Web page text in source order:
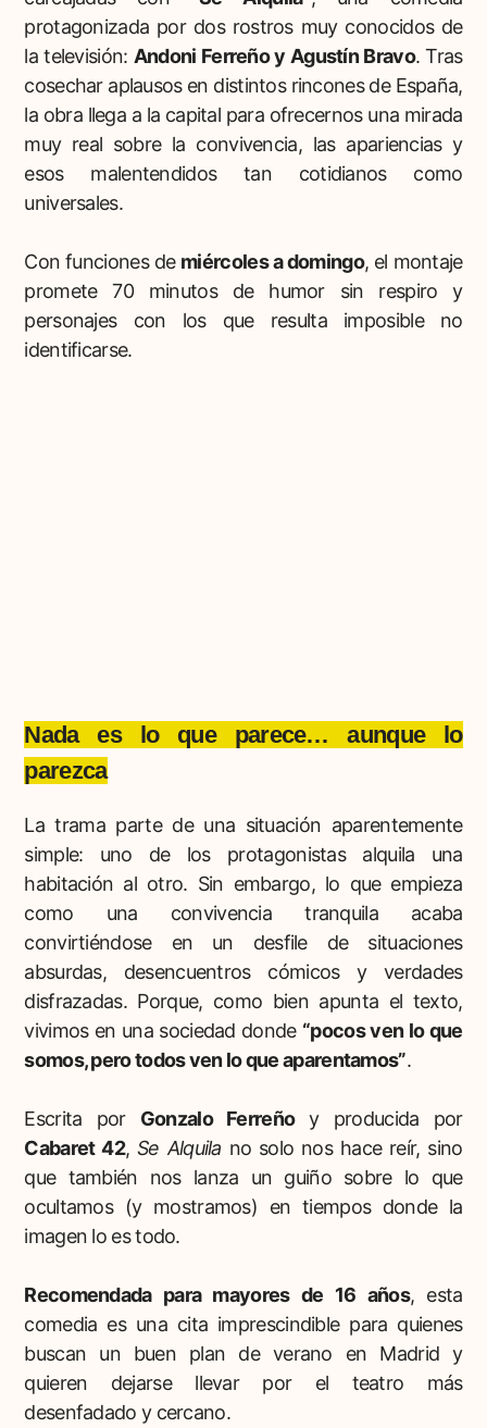
protagonizada por dos rostros muy conocidos de
la televisión: Andoni Ferreño y Agustín Bravo. Tras
cosechar aplausos en distintos rincones de España,
la obra llega a la capital para ofrecernos una mirada
muy real sobre la convivencia, las apariencias y
esos malentendidos tan cotidianos como
universales.
Con funciones de miércoles a domingo, el montaje
promete 70 minutos de humor sin respiro y
personajes con los que resulta imposible no
identificarse.
Nada es lo que parece… aunque lo
parezca
La trama parte de una situación aparentemente
simple: uno de los protagonistas alquila una
habitación al otro. Sin embargo, lo que empieza
como una convivencia tranquila acaba
convirtiéndose en un desfile de situaciones
absurdas, desencuentros cómicos y verdades
disfrazadas. Porque, como bien apunta el texto,
vivimos en una sociedad donde “pocos ven lo que
somos, pero todos ven lo que aparentamos”.
Escrita por Gonzalo Ferreñoy producida por
Cabaret 42,Se Alquila no solo nos hace reír, sino
que también nos lanza un guiño sobre lo que
ocultamos (y mostramos) en tiempos donde la
imagen lo es todo.
Recomendada para mayores de 16 años, esta
comedia es una cita imprescindible para quienes
buscan un buen plan de verano en Madrid y
quieren dejarse llevar por el teatro más
desenfadado y cercano.